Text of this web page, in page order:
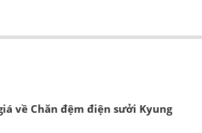
về Chăn đệm điện sưởi Kyung